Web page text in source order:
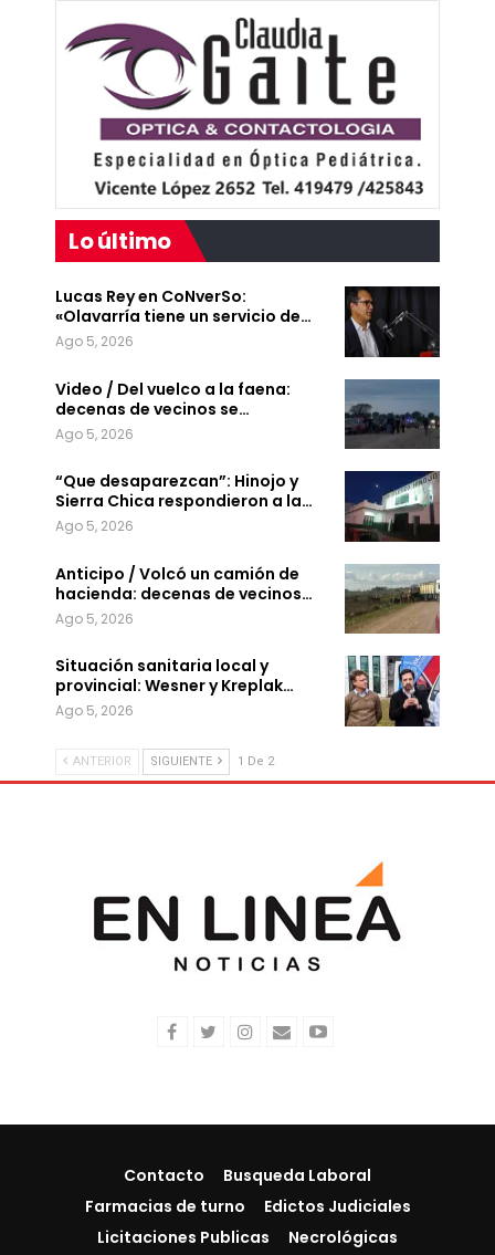
Lo último
Lucas Rey en CoNverSo:
«Olavarría tiene un servicio de…
Ago 5, 2026
Video / Del vuelco a la faena:
decenas de vecinos se…
Ago 5, 2026
“Que desaparezcan”: Hinojo y
Sierra Chica respondieron a la…
Ago 5, 2026
Anticipo / Volcó un camión de
hacienda: decenas de vecinos…
Ago 5, 2026
Situación sanitaria local y
provincial: Wesner y Kreplak…
Ago 5, 2026
ANTERIOR SIGUIENTE 1 De 2
Contacto
Busqueda Laboral
Farmacias de turno
Edictos Judiciales
Licitaciones Publicas
Necrológicas